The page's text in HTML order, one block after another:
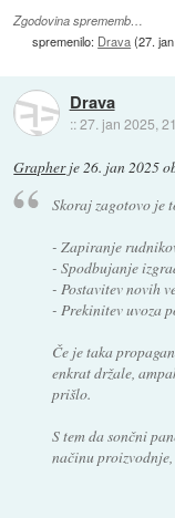
Zgodovina sprememb…
spremenilo: Drava(27.
Drava
::27. jan 2025,
Grapherje26. jan 2025
Skoraj zagotovo je
- Zapiranje
- Spodbujanje
- Postavitev novih
- Prekinitev uvoza
Če je taka
enkrat držale,
prišlo.
S tem da sončni
načinu